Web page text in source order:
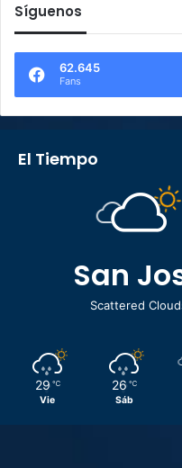
Síguenos
62.645
Fans
El Tiempo
San
Scattered
29 ℃
Vie
26 ℃
Sáb